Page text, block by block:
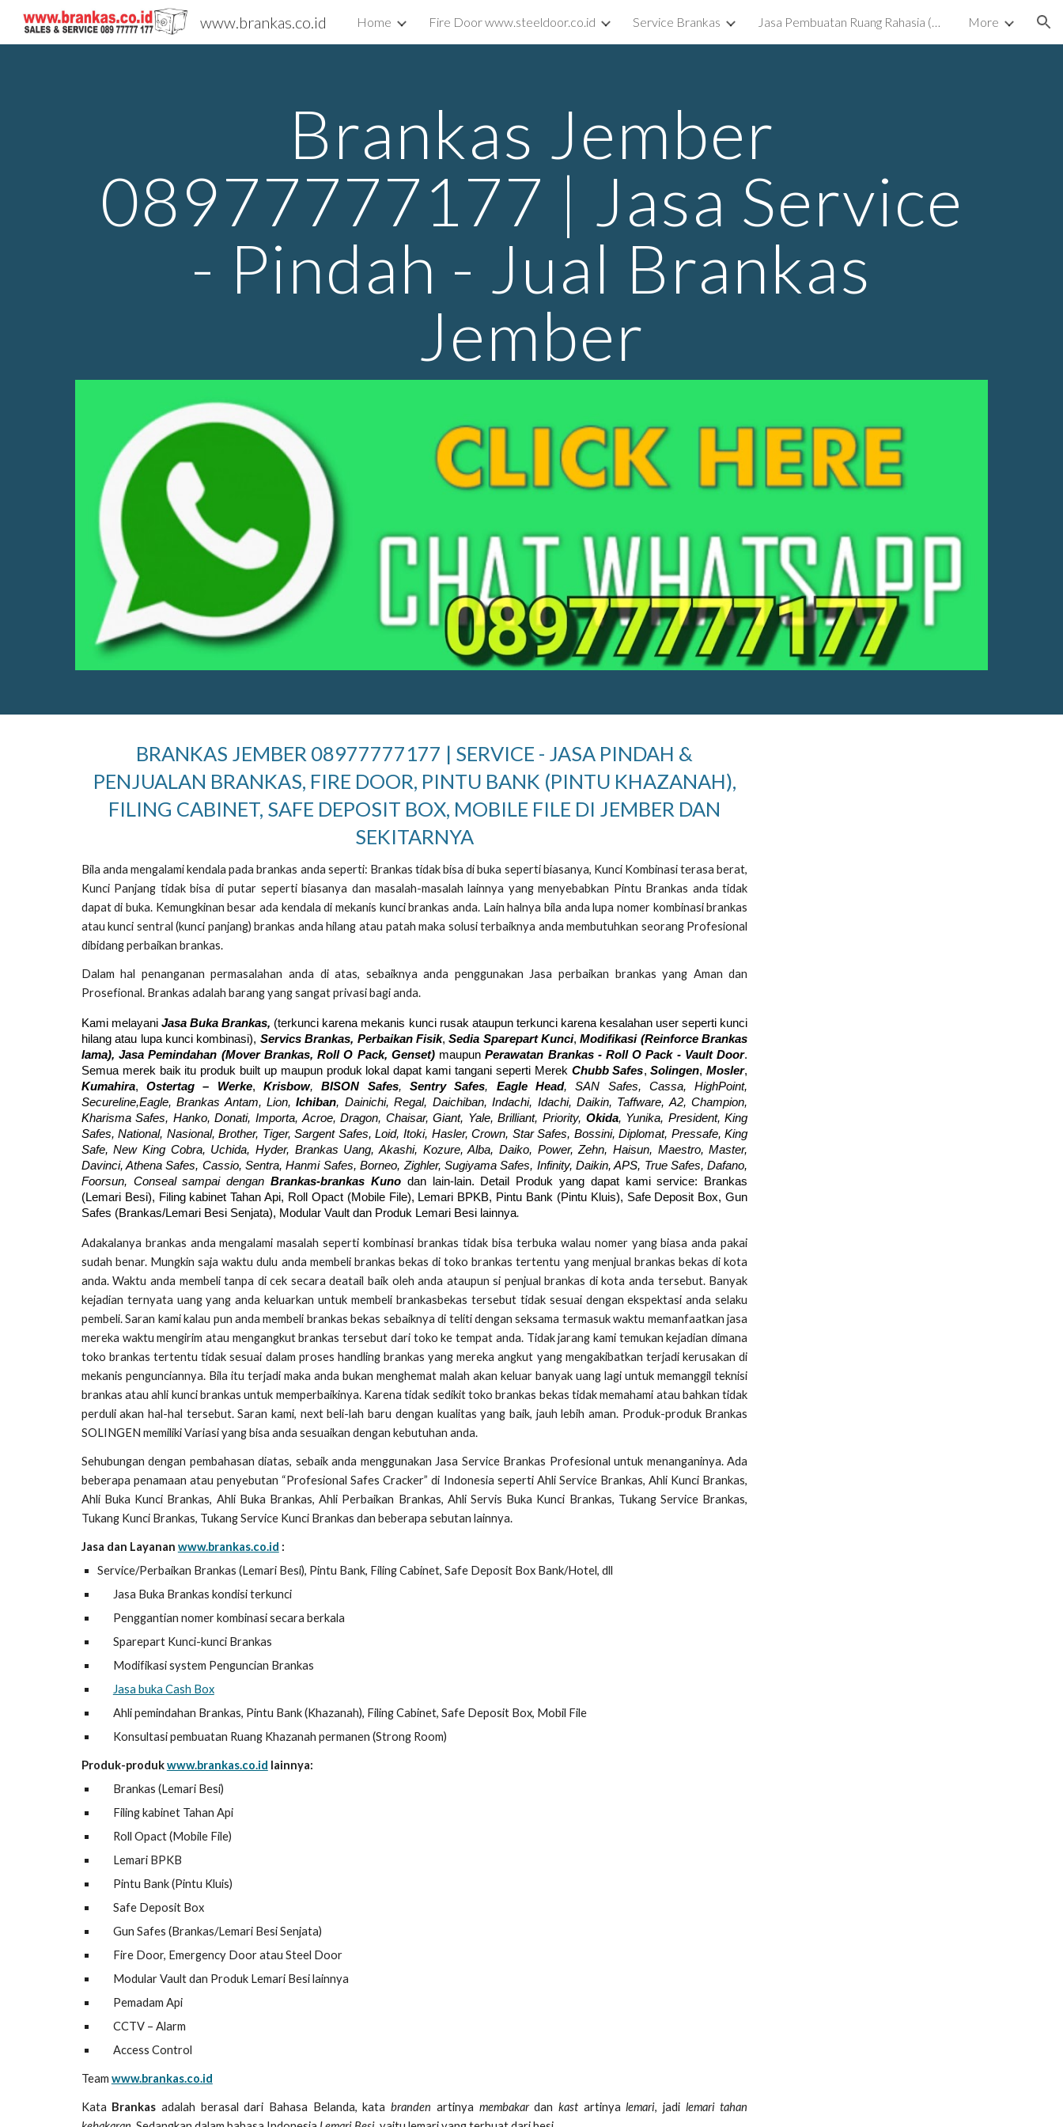
Skip to main content Skip to navigation
www.brankas.co.id Home Fire Door www.steeldoor.co.id Service Brankas Jasa Pembuatan Ruang Rahasia (Ruang Tersembunyi) Surabaya More
Brankas Jember
08977777177 | Jasa Service
- Pindah - Jual Brankas
Jember
BRANKAS JEMBER 08977777177 | SERVICE - JASA PINDAH &
PENJUALAN BRANKAS, FIRE DOOR, PINTU BANK (PINTU KHAZANAH),
FILING CABINET, SAFE DEPOSIT BOX, MOBILE FILE DI JEMBER DAN
SEKITARNYA
Bila anda mengalami kendala pada brankas anda seperti: Brankas tidak bisa di buka seperti biasanya, Kunci Kombinasi terasa berat,
Kunci Panjang tidak bisa di putar seperti biasanya dan masalah-masalah lainnya yang menyebabkan Pintu Brankas anda tidak
dapat di buka. Kemungkinan besar ada kendala di mekanis kunci brankas anda. Lain halnya bila anda lupa nomer kombinasi brankas
atau kunci sentral (kunci panjang) brankas anda hilang atau patah maka solusi terbaiknya anda membutuhkan seorang Profesional
dibidang perbaikan brankas.
Dalam hal penanganan permasalahan anda di atas, sebaiknya anda penggunakan Jasa perbaikan brankas yang Aman dan
Prosefional. Brankas adalah barang yang sangat privasi bagi anda.
Kami melayani Jasa Buka Brankas, (terkunci karena mekanis kunci rusak ataupun terkunci karena kesalahan user seperti kunci
hilang atau lupa kunci kombinasi), Servics Brankas, Perbaikan Fisik,Sedia Sparepart Kunci,Modifikasi (Reinforce Brankas
lama), Jasa Pemindahan (Mover Brankas,Roll O Pack, Genset)maupunPerawatan Brankas - Roll O Pack - Vault Door.
Semua merek baik itu produk built up maupun produk lokal dapat kami tangani seperti Merek Chubb Safes,Solingen,Mosler,
Kumahira,Ostertag – Werke,Krisbow,BISON Safes, Sentry Safes, Eagle Head, SAN Safes, Cassa, HighPoint,
Secureline,Eagle, Brankas Antam, Lion,Ichiban, Dainichi, Regal, Daichiban, Indachi, Idachi, Daikin, Taffware, A2, Champion,
Kharisma Safes, Hanko, Donati, Importa, Acroe, Dragon, Chaisar, Giant, Yale, Brilliant, Priority, Okida, Yunika, President, King
Safes, National, Nasional, Brother, Tiger, Sargent Safes, Loid, Itoki, Hasler, Crown, Star Safes, Bossini, Diplomat, Pressafe, King
Safe, New King Cobra, Uchida, Hyder, Brankas Uang, Akashi, Kozure, Alba, Daiko, Power, Zehn, Haisun, Maestro, Master,
Davinci, Athena Safes, Cassio, Sentra, Hanmi Safes, Borneo, Zighler, Sugiyama Safes, Infinity, Daikin, APS, True Safes, Dafano,
Foorsun, Conseal sampai denganBrankas-brankas Kunodan lain-lain. Detail Produk yang dapat kami service: Brankas
(Lemari Besi), Filing kabinet Tahan Api, Roll Opact (Mobile File), Lemari BPKB, Pintu Bank (Pintu Kluis), Safe Deposit Box, Gun
Safes (Brankas/Lemari Besi Senjata), Modular Vault dan Produk Lemari Besi lainnya.
Adakalanya brankas anda mengalami masalah seperti kombinasi brankas tidak bisa terbuka walau nomer yang biasa anda pakai
sudah benar. Mungkin saja waktu dulu anda membeli brankas bekas di toko brankas tertentu yang menjual brankas bekas di kota
anda. Waktu anda membeli tanpa di cek secara deatail baik oleh anda ataupun si penjual brankas di kota anda tersebut. Banyak
kejadian ternyata uang yang anda keluarkan untuk membeli brankasbekas tersebut tidak sesuai dengan ekspektasi anda selaku
pembeli. Saran kami kalau pun anda membeli brankas bekas sebaiknya di teliti dengan seksama termasuk waktu memanfaatkan jasa
mereka waktu mengirim atau mengangkut brankas tersebut dari toko ke tempat anda. Tidak jarang kami temukan kejadian dimana
toko brankas tertentu tidak sesuai dalam proses handling brankas yang mereka angkut yang mengakibatkan terjadi kerusakan di
mekanis pengunciannya. Bila itu terjadi maka anda bukan menghemat malah akan keluar banyak uang lagi untuk memanggil teknisi
brankas atau ahli kunci brankas untuk memperbaikinya. Karena tidak sedikit toko brankas bekas tidak memahami atau bahkan tidak
perduli akan hal-hal tersebut. Saran kami, next beli-lah baru dengan kualitas yang baik, jauh lebih aman. Produk-produk Brankas
SOLINGEN memiliki Variasi yang bisa anda sesuaikan dengan kebutuhan anda.
Sehubungan dengan pembahasan diatas, sebaik anda menggunakan Jasa Service Brankas Profesional untuk menanganinya. Ada
beberapa penamaan atau penyebutan “Profesional Safes Cracker” di Indonesia seperti Ahli Service Brankas, Ahli Kunci Brankas,
Ahli Buka Kunci Brankas, Ahli Buka Brankas, Ahli Perbaikan Brankas, Ahli Servis Buka Kunci Brankas, Tukang Service Brankas,
Tukang Kunci Brankas, Tukang Service Kunci Brankas dan beberapa sebutan lainnya.
Jasa dan Layanan www.brankas.co.id :
Service/Perbaikan Brankas (Lemari Besi), Pintu Bank, Filing Cabinet, Safe Deposit Box Bank/Hotel, dll
Jasa Buka Brankas kondisi terkunci
Penggantian nomer kombinasi secara berkala
Sparepart Kunci-kunci Brankas
Modifikasi system Penguncian Brankas
Jasa buka Cash Box
Ahli pemindahan Brankas, Pintu Bank (Khazanah), Filing Cabinet, Safe Deposit Box, Mobil File
Konsultasi pembuatan Ruang Khazanah permanen (Strong Room)
Produk-produkwww.brankas.co.id lainnya:
Brankas (Lemari Besi)
Filing kabinet Tahan Api
Roll Opact (Mobile File)
Lemari BPKB
Pintu Bank (Pintu Kluis)
Safe Deposit Box
Gun Safes (Brankas/Lemari Besi Senjata)
Fire Door, Emergency Door atau Steel Door
Modular Vault dan Produk Lemari Besi lainnya
Pemadam Api
CCTV – Alarm
Access Control
Team www.brankas.co.id
Kata Brankas adalah berasal dari Bahasa Belanda, katabranden artinya membakardan kastartinyalemari, jadi lemari tahan